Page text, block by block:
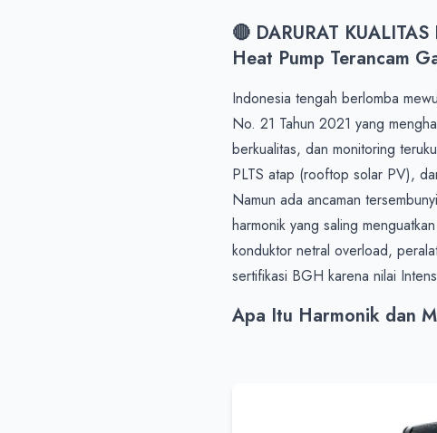
🔴 DARURAT
Heat Pump Terancam
Indonesia tengah berlomba
No. 21 Tahun 2021 yang
berkualitas, dan monitoring
PLTS atap (rooftop solar PV),
Namun ada ancaman
harmonik yang saling
konduktor netral overload,
sertifikasi BGH karena nilai
Apa Itu Harmonik dan